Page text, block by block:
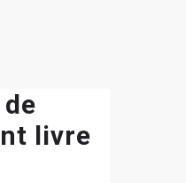
livre